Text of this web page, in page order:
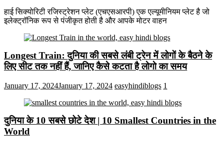
हाई सिक्योरिटी रजिस्ट्रेशन प्लेट (एचएसआरपी) एक एल्यूमीनियम प्लेट है जो
इलेक्ट्रॉनिक रूप से पंजीकृत होती है और आपके मोटर वाहन
Longest Train: दुनिया की सबसे लंबी ट्रेन में लोगों के बैठने के
लिए सीट तक ​​नहीं हैं, जानिए कैसे कटता है लोगो का समय
January 17, 2024January 17, 2024 easyhindiblogs 1
दुनिया के 10 सबसे छोटे देश | 10 Smallest Countries in the
World